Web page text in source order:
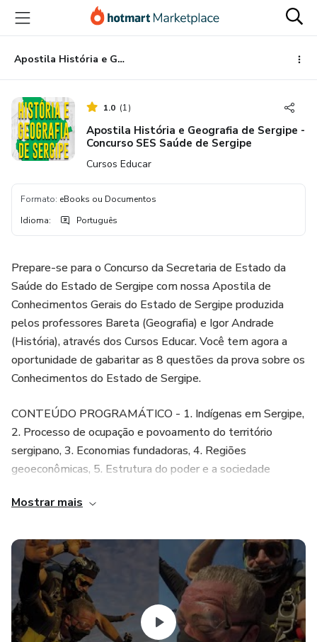
para
conteúdo
principal
para
pagamento
para
rodapé
Apostila História e Geografia de Sergipe - Concurso SES Saúde de Sergipe
1.0 (1)
Apostila História e Geografia de Sergipe -
Concurso SES Saúde de Sergipe
Cursos Educar
Formato: eBooks ou Documentos
Idioma: Português
Prepare-se para o Concurso da Secretaria de Estado da
Saúde do Estado de Sergipe com nossa Apostila de
Conhecimentos Gerais do Estado de Sergipe produzida
pelos professores Bareta (Geografia) e Igor Andrade
(História), através dos Cursos Educar. Você tem agora a
oportunidade de gabaritar as 8 questões da prova sobre os
Conhecimentos do Estado de Sergipe.
CONTEÚDO PROGRAMÁTICO - 1. Indígenas em Sergipe,
2. Processo de ocupação e povoamento do território
sergipano, 3. Economias fundadoras, 4. Regiões
geoeconômicas, 5. Estrutura do poder e a sociedade
República Brasileira, 7. Condicionantes geoambientais
vegetação), 8. Dinâmica populacional, 9. Rede urbana e
organização do espaço, 10. Formação metropolitana de
Aracaju, 11. Política, sociedade e economia no Sergipe
contemporâneo, 12. Potencialidades e perspectivas para o
desenvolvimento econômico e social, 13. Formação e
Mostrar mais